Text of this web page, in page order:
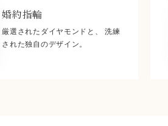
婚約指輪
厳選されたダイヤモンドと、 洗練
された独自のデザイン。